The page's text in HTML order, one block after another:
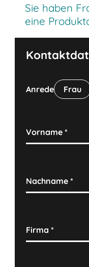
Sie haben
eine
Anrede Frau
Vorname*
Nachname*
Firma*